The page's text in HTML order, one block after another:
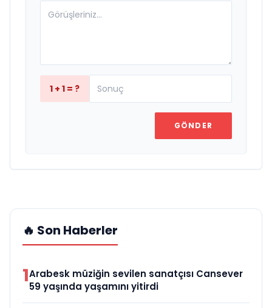
1 + 1 = ?
GÖNDER
🔥 Son Haberler
1Arabesk müziğin sevilen sanatçısı Cansever
59 yaşında yaşamını yitirdi